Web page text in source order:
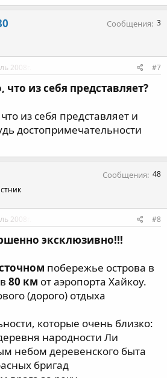
Сообщения 3
2008г. #7
что из себя представляет?
из себя представляет и
достопримечательности
Сообщения 48
2008г. #8
эксклюзивно!!!
побережье острова в
80 км от аэропорта Хайкоу.
(дорого) отдыха
которые очень близко:
народности Ли
небом деревенского быта
бригад